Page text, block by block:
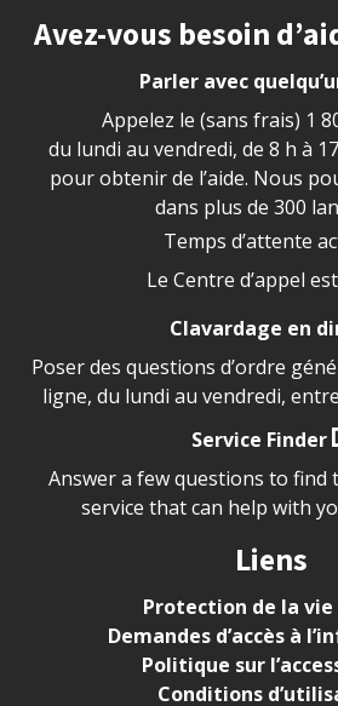
Site footer
Avez-vous besoin
Parler avec
Appelez le (sans frais) 1
du lundi au vendredi, de 8 h à
pour obtenir de l’aide. Nous
dans plus de 300
Temps d’attente
Le Centre d’appel
Clavardage en
Poser des questions d’ordre
ligne, du lundi au vendredi,
Service Finder
Answer a few questions to find
service that can help with
Liens
Protection de la vie
Demandes d’accès à
Politique sur
Conditions